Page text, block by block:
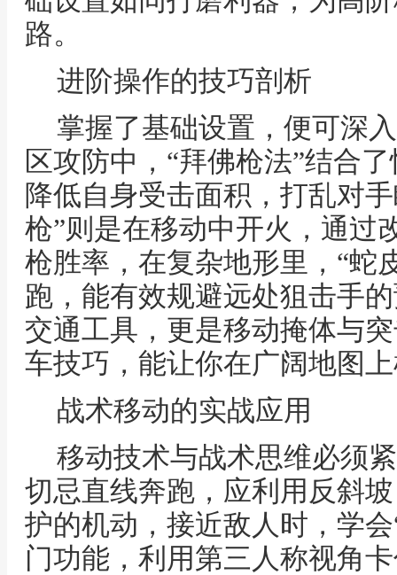
路。
进阶操作的技巧剖析
掌握了基础设置，便可深
区攻防中，“拜佛枪法”结合
降低自身受击面积，打乱对
枪”则是在移动中开火，通过
枪胜率，在复杂地形里，“蛇
跑，能有效规避远处狙击手
交通工具，更是移动掩体与
车技巧，能让你在广阔地图
战术移动的实战应用
移动技术与战术思维必须
切忌直线奔跑，应利用反斜
护的机动，接近敌人时，学
门功能，利用第三人称视角